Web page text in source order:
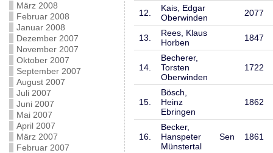
März 2008
Februar 2008
Januar 2008
Dezember 2007
November 2007
Oktober 2007
September 2007
August 2007
Juli 2007
Juni 2007
Mai 2007
April 2007
März 2007
Februar 2007
12.
Kais, Edgar
Oberwinden
2077
13.
Rees, Klaus
Horben
1847
14.
Becherer,
Torsten
Oberwinden
1722
15.
Bösch,
Heinz
Ebringen
1862
16.
Becker,
Hanspeter
Münstertal
Sen 1861